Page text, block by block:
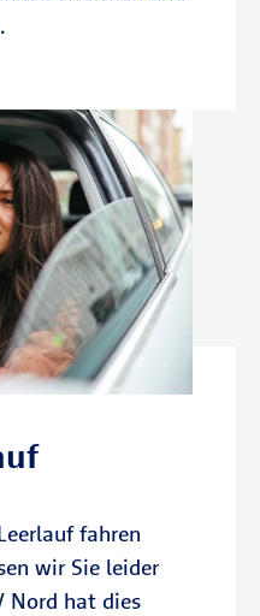
fahren
wir Sie leider
Nord hat dies